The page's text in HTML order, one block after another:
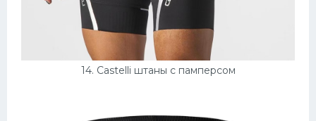
14. Castelli штаны с памперсом